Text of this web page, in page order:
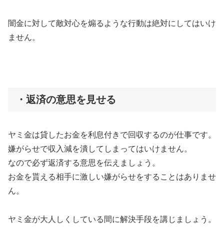
闇金に対して敵対心を煽るような行動は絶対にしてはいけ
ません。
・返済の意思を見せる
ヤミ金は貸したお金を利息付きで回収するのが仕事です。
嫌がらせで収入減を潰してしまってはいけません。
なので必ず返済する意思を伝えましょう。
お金を貰える相手に激しい嫌がらせをすることはありませ
ん。
ヤミ金が大人しくしている間に解決手段を講じましょう。